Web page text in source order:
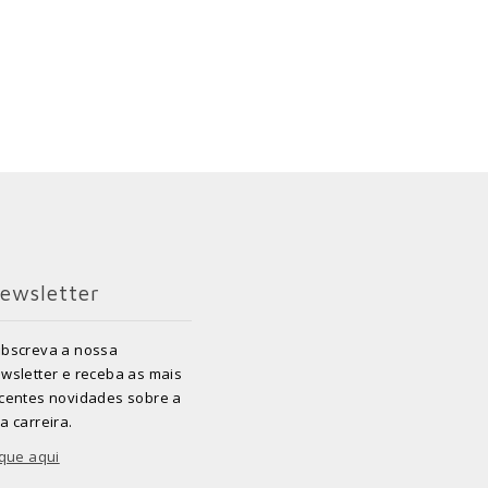
a nossa
e receba as mais
novidades sobre a
carreira.
aqui